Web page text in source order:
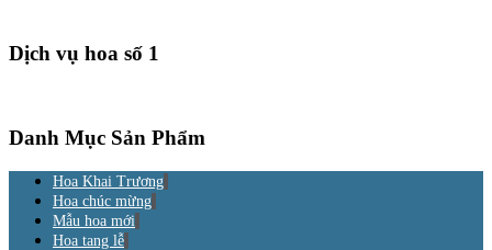
Dịch vụ hoa số 1
Danh Mục Sản Phẩm
Hoa Khai Trương
Hoa chúc mừng
Mẫu hoa mới
Hoa tang lễ